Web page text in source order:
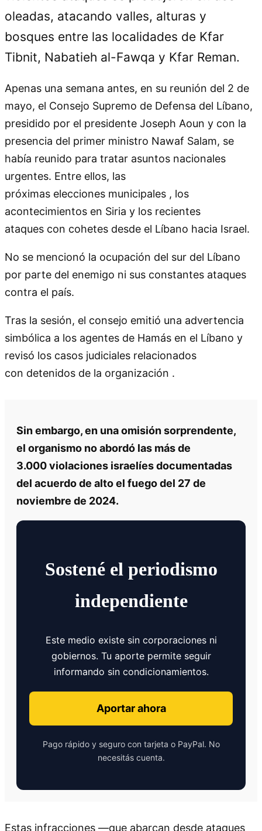
oleadas, atacando valles, alturas y
bosques entre las localidades de Kfar
Tibnit, Nabatieh al-Fawqa y Kfar Reman.
Apenas una semana antes, en su reunión del 2 de
mayo, el Consejo Supremo de Defensa del Líbano,
presidido por el presidente Joseph Aoun y con la
presencia del primer ministro Nawaf Salam, se
había reunido para tratar asuntos nacionales
urgentes. Entre ellos, las
próximas elecciones municipales , los
acontecimientos en Siria y los recientes
ataques con cohetes desde el Líbano hacia Israel.
No se mencionó la ocupación del sur del Líbano
por parte del enemigo ni sus constantes ataques
contra el país.
Tras la sesión, el consejo emitió una advertencia
simbólica a los agentes de Hamás en el Líbano y
revisó los casos judiciales relacionados
con detenidos de la organización .
Sin embargo, en una omisión sorprendente,
el organismo no abordó las más de
3.000 violaciones israelíes documentadas
del acuerdo de alto el fuego del 27 de
noviembre de 2024.
Sostené el periodismo
independiente
Este medio existe sin corporaciones ni
gobiernos. Tu aporte permite seguir
informando sin condicionamientos.
Aportar ahora
Pago rápido y seguro con tarjeta o PayPal. No
necesitás cuenta.
Estas infracciones —que abarcan desde ataques